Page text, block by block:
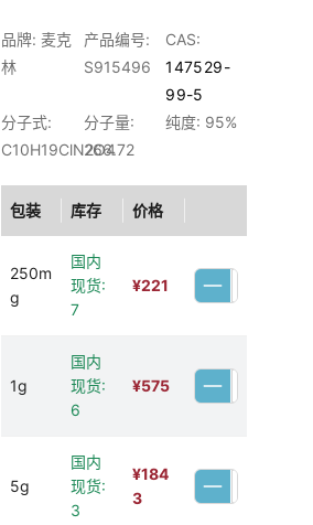
品牌: 麦克
林
产品编号:
S915496
CAS:
147529-
99-5
分子式:
C10H19ClN2O4
分子量:
266.72
纯度: 95%
包装 库存 价格
250m
g
国内
现货:
7
¥221
1g
国内
现货:
6
¥575
5g
国内
现货:
3
¥184
3